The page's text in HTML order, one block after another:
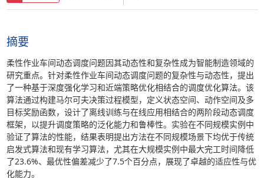
摘要
柔性作业车间动态调度问题因其动态性和复杂性成为智能制造领域的
研究重点。针对柔性作业车间动态调度问题的复杂性与动态性，提出
了一种基于深度强化学习和近端策略优化相结合的调度优化算法。该
算法通过构建马尔可夫决策过程模型，定义状态空间、动作空间及多
目标奖励函数，设计了离线训练与在线应用相结合的两阶段动态调度
框架，以提升调度策略的泛化能力和鲁棒性。实验在不同规模实例中
验证了算法的性能，结果表明提出方法在不同规模场景下均优于传统
启发式算法和现有学习算法，尤其在大规模实例中最大完工时间降低
了23.6%、最优性偏差减少了7.5个百分点，展现了卓越的适应性与优
化能力。